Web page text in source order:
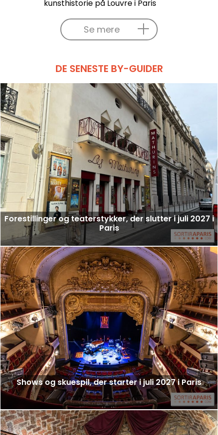
kunsthistorie på Louvre i Paris
Se mere
DE SENESTE BY-GUIDER
Forestillinger og teaterstykker, der slutter i juli 2027 i
Paris
Shows og skuespil, der starter i juli 2027 i Paris